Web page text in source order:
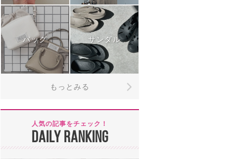
バッグ サンダル
もっとみる
人気の記事をチェック！
DAILY RANKING